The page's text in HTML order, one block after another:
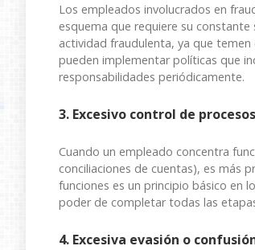
Los empleados involucrados en
esquema que requiere su
actividad fraudulenta, ya que temen
pueden implementar políticas que
responsabilidades periódicamente.
3. Excesivo control de
Cuando un empleado concentra
conciliaciones de cuentas), es más
funciones es un principio básico en
poder de completar todas las
4. Excesiva evasión o